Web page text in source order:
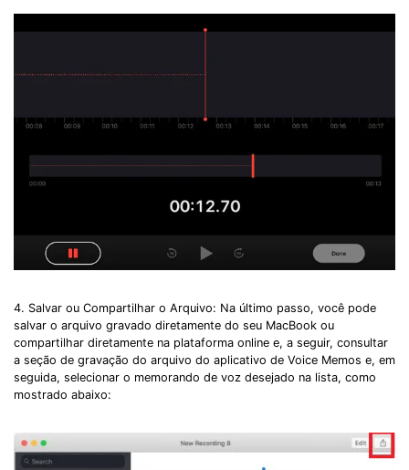
4. Salvar ou Compartilhar o Arquivo: Na último passo, você pode
salvar o arquivo gravado diretamente do seu MacBook ou
compartilhar diretamente na plataforma online e, a seguir, consultar
a seção de gravação do arquivo do aplicativo de Voice Memos e, em
seguida, selecionar o memorando de voz desejado na lista, como
mostrado abaixo: